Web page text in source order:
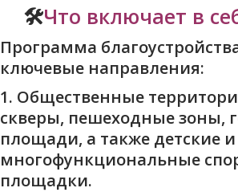
🛠Что включает в
Программа
ключевые направления:
1. Общественные
скверы, пешеходные зоны,
площади, а также детские и
многофункциональные
площадки.